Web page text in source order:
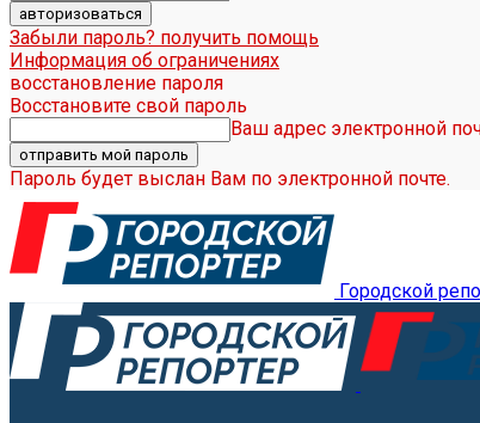
Забыли пароль? получить помощь
Информация об ограничениях
восстановление пароля
Восстановите свой пароль
Ваш адрес электронной
Пароль будет выслан Вам по электронной почте.
Городской